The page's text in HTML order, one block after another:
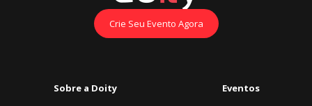
Crie Seu Evento Agora
Sobre a Doity Eventos